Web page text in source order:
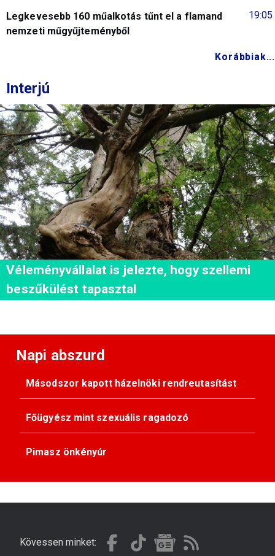
19:05
Legkevesebb 160 műalkotás tűnt el a flamand
nemzeti műgyűjteményből
Korábbiak...
Interjú
Véleményvállalat is jelezte, hogy szellemi
beszűkülést tapasztal
Napi abszurd
Másodszor kapott házelnöki rendreutasítást
Főügyész mint szexuális ragadozó
Pimasz önkényúr
Kövessen minket: